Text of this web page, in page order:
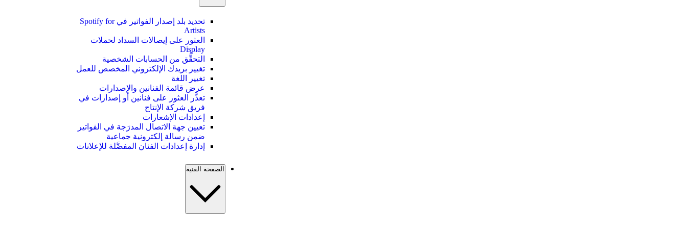
تحديد بلد إصدار الفواتير في Spotify for
Artists
العثور على إيصالات السداد لحملات
Display
التحقُّق من الحسابات الشخصية
تغيير بريدك الإلكتروني المخصص للعمل
تغيير اللغة
عرض قائمة الفنانين والإصدارات
تعذُّر العثور على فنانين أو إصدارات في
فريق شركة الإنتاج
إعدادات الإشعارات
تعيين جهة الاتصال المدرَجة في الفواتير
ضمن رسالة إلكترونية جماعية
إدارة إعدادات الفنان المفضَّلة للإعلانات
الصفحة الفنية